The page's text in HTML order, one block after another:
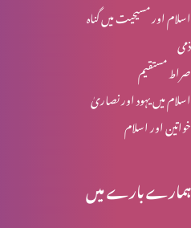
اسلام اور مسیحیت میں گناہ
ذمی
صراط مستقیم
اسلام میں یہود اور نصاریٰ
خواتین اور اسلام
ہمارے بارے میں